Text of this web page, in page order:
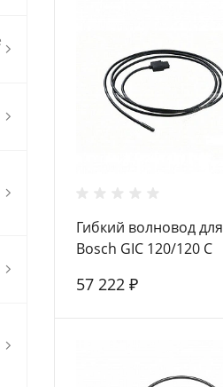
Гибкий волновод для
Bosch GIC 120/120 C
(1.600.A00.9BC)
57 222 ₽